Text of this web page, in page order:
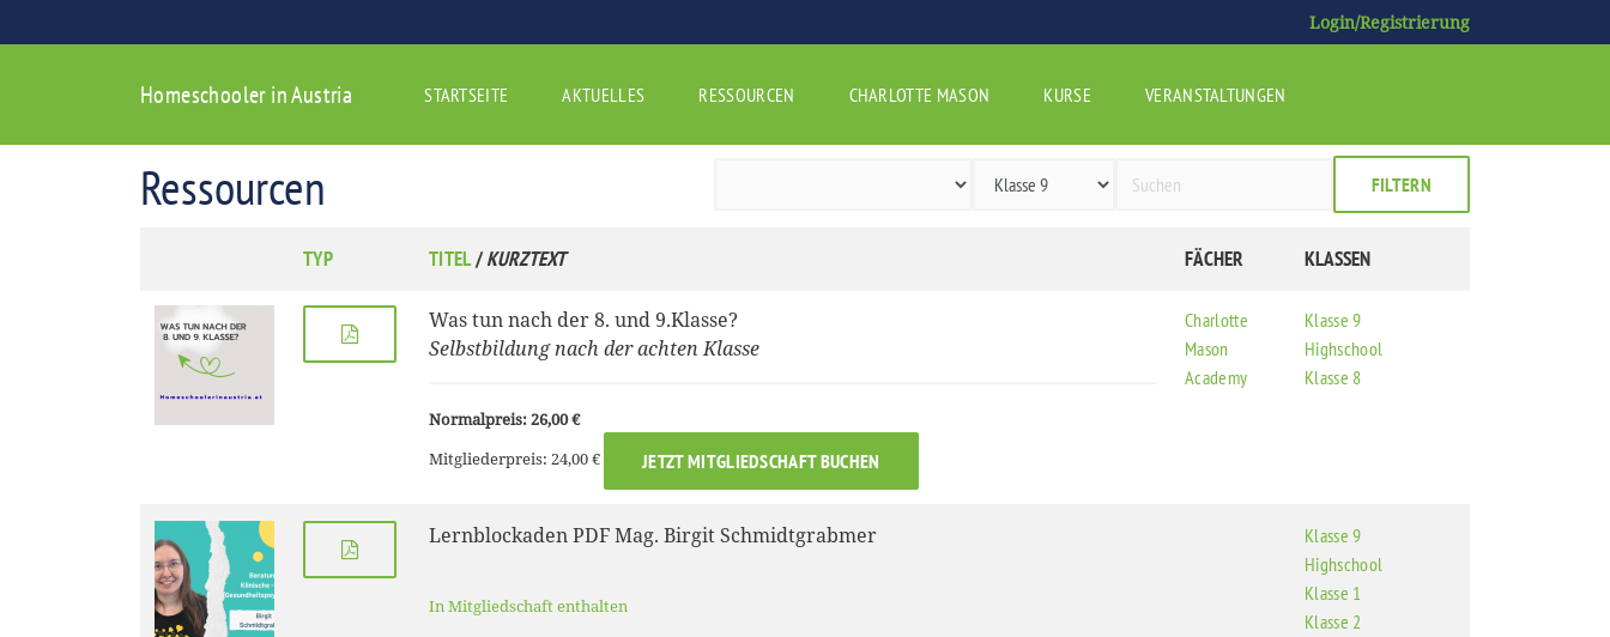
Login/Registrierung
Homeschooler in Austria STARTSEITE AKTUELLES RESSOURCEN CHARLOTTE MASON KURSE VERANSTALTUNGEN
Ressourcen FILTERN
TYP TITEL/KURZTEXT FÄCHER KLASSEN
Was tun nach der 8. und 9.Klasse?
Selbstbildung nach der achten Klasse
Normalpreis: 26,00 €
Mitgliederpreis: 24,00 €
JETZT MITGLIEDSCHAFT BUCHEN
Charlotte
Mason
Academy
Klasse 9
Highschool
Klasse 8
Lernblockaden PDF Mag. Birgit Schmidtgrabmer
In Mitgliedschaft enthalten
Klasse 9
Highschool
Klasse 1
Klasse 2